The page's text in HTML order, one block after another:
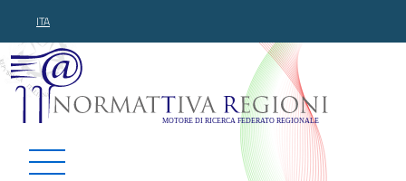
ITA
Normattiva Regioni -